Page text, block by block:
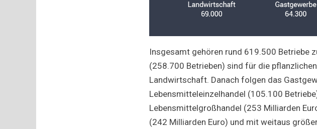
Insgesamt gehören rund 619.500 Betriebe
(258.700 Betrieben) sind für die
Landwirtschaft. Danach folgen das
Lebensmitteleinzelhandel (105.100
Lebensmittelgroßhandel (253 Milliarden
(242 Milliarden Euro) und mit weitaus